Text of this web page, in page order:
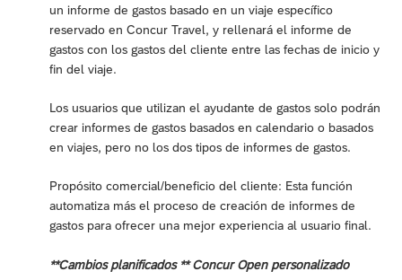
un informe de gastos basado en un viaje específico
reservado en Concur Travel, y rellenará el informe de
gastos con los gastos del cliente entre las fechas de inicio y
fin del viaje.
Los usuarios que utilizan el ayudante de gastos solo podrán
crear informes de gastos basados en calendario o basados
en viajes, pero no los dos tipos de informes de gastos.
Propósito comercial/beneficio del cliente: Esta función
automatiza más el proceso de creación de informes de
gastos para ofrecer una mejor experiencia al usuario final.
**Cambios planificados ** Concur Open personalizado